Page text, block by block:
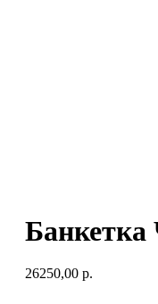
Банкетка
26250,00 р.